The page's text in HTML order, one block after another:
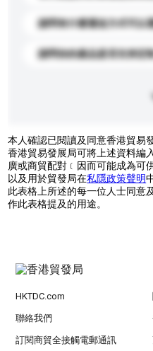
請問有什麼運送方式可以
請問你的產品是否支持定
本人確認已閱讀及同意香港貿易
香港貿易發展局可將上述資料編
廣或商貿配對﹝因而可能成為可
以及用於貿發局在私隱政策聲明
此表格上所述的每一位人士同意
作此表格提及的用途。
HKTDC.com
聯絡我們
訂閱商貿全接觸電郵通訊